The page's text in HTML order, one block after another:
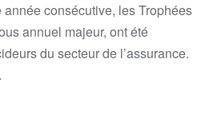
consécutive, les Trophées
annuel majeur, ont été
du secteur de l’assurance.